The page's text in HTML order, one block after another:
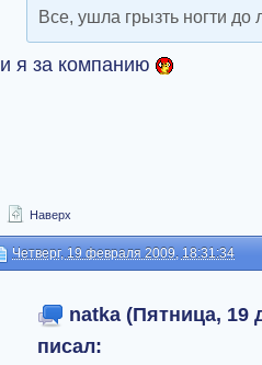
Все, ушла грызть ногти до
и я за компанию
Наверх
Четверг, 19 февраля 2009, 18:31:34
natka (Пятница, 19
писал: